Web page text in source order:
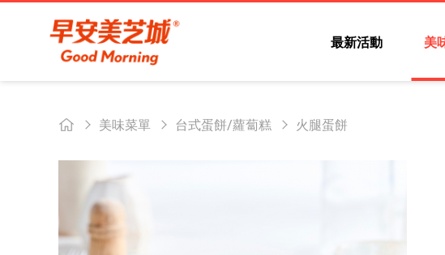
最新活動 美
美味菜單 台式蛋餅/蘿蔔糕 火腿蛋餅